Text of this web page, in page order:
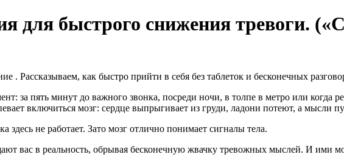
для быстрого снижения тревоги.
. Рассказываем, как быстро прийти в себя без таблеток и бесконечных
за пять минут до важного звонка, посреди ночи, в толпе в метро или когда
включиться мозг: сердце выпрыгивает из груди, ладони потеют, а мысли
здесь не работает. Зато мозг отлично понимает сигналы тела.
вас в реальность, обрывая бесконечную жвачку тревожных мыслей. И ими